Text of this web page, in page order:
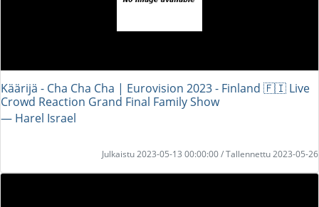
Käärijä - Cha Cha Cha | Eurovision 2023 - Finland 🇫🇮 Live
Crowd Reaction Grand Final Family Show
― Harel Israel
Julkaistu 2023-05-13 00:00:00 / Tallennettu 2023-05-26